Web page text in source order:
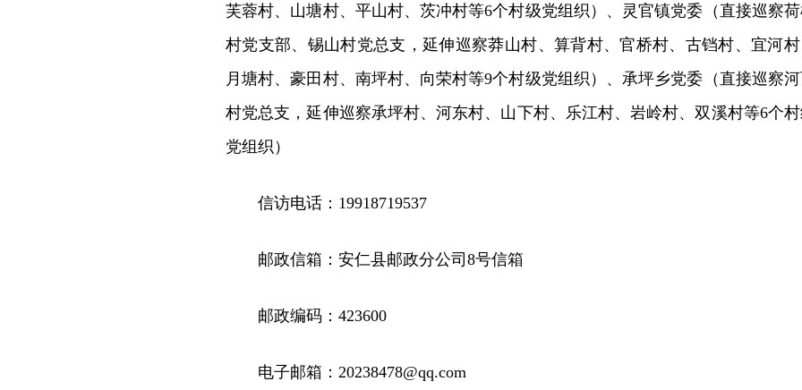
芙蓉村、山塘村、平山村、茨冲村等6个村级党组织）、灵官镇党委（直接巡察
村党支部、锡山村党总支，延伸巡察莽山村、算背村、官桥村、古铛村、宜河
月塘村、豪田村、南坪村、向荣村等9个村级党组织）、承坪乡党委（直接巡察
村党总支，延伸巡察承坪村、河东村、山下村、乐江村、岩岭村、双溪村等6个
党组织）
信访电话：19918719537
邮政信箱：安仁县邮政分公司8号信箱
邮政编码：423600
电子邮箱：20238478@qq.com